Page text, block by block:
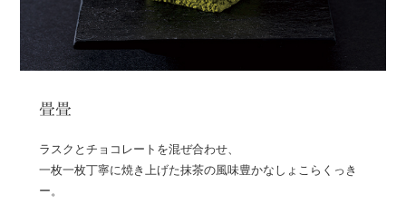
畳畳
ラスクとチョコレートを混ぜ合わせ、
一枚一枚丁寧に焼き上げた抹茶の風味豊かなしょこらくっき
ー。